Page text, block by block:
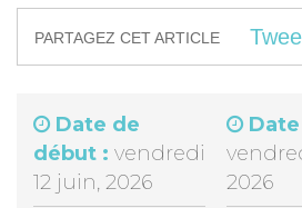
PARTAGEZ CET ARTICLE
Date de
début : vendredi
12 juin, 2026
2026